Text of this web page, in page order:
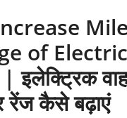
of Electric
इलेक्ट्रिक
कैसे बढ़ाएं